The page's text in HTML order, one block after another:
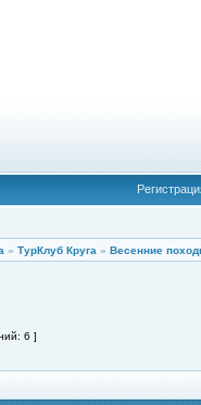
» ТурКлуб Круга » Весенние
6 ]